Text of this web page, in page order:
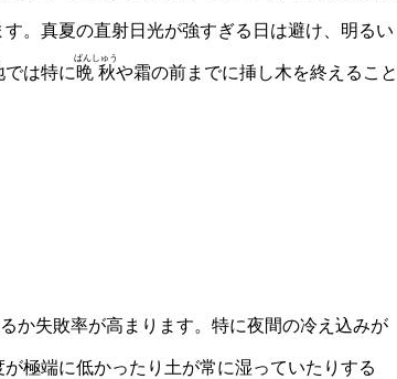
。真夏の直射日光が強すぎる日は避け、明るい
は特に晩秋
ばんしゅう
や霜の前までに挿し木を終えること
か失敗率が高まります。特に夜間の冷え込みが
極端に低かったり土が常に湿っていたりする